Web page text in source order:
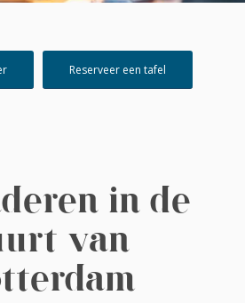
Reserveer een tafel
in de
van